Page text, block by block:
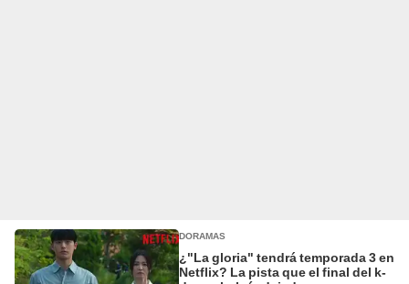
DORAMAS
¿"La gloria" tendrá temporada 3 en
Netflix? La pista que el final del k-